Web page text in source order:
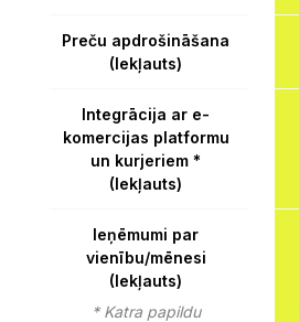
Preču apdrošināšana
(Iekļauts)
Integrācija ar e-
komercijas platformu
un kurjeriem *
(Iekļauts)
Ieņēmumi par
vienību/mēnesi
(Iekļauts)
* Katra papildu